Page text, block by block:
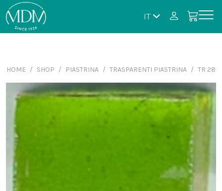
IT
HOME SHOP PIASTRINA TRASPARENTI PIASTRINA TR 28